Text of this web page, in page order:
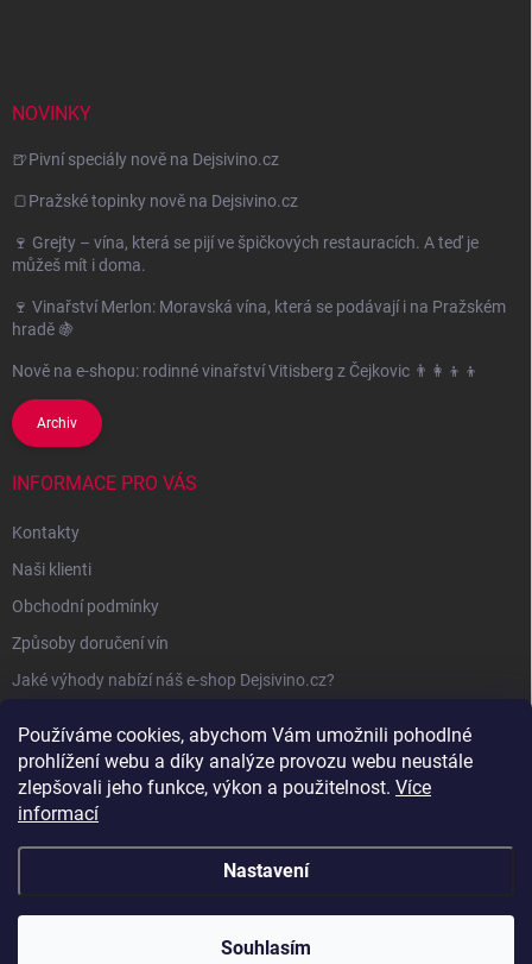
Používáme cookies, abychom Vám umožnili pohodlné
prohlížení webu a díky analýze provozu webu neustále
zlepšovali jeho funkce, výkon a použitelnost. Více
informací
Nastavení
Souhlasím
NOVINKY
🍺Pivní speciály nově na Dejsivino.cz
🍞Pražské topinky nově na Dejsivino.cz
🍷 Grejty – vína, která se pijí ve špičkových restauracích. A teď je
můžeš mít i doma.
🍷 Vinařství Merlon: Moravská vína, která se podávají i na Pražském
hradě 🍇
Nově na e-shopu: rodinné vinařství Vitisberg z Čejkovic 👨‍👩‍👦‍👦
Archiv
INFORMACE PRO VÁS
Kontakty
Naši klienti
Obchodní podmínky
Způsoby doručení vín
Jaké výhody nabízí náš e-shop Dejsivino.cz?
Dejsivino.cz. Všechna práva vyhrazena.